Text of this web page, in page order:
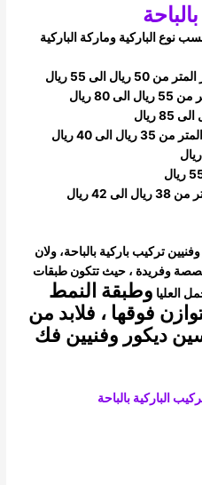
نوع الباركية وماركة الباركية
الى 55 ريال
ريال
الى 40 ريال
42 ريال
تركيب باركية بالباحة، ولان
وفريدة ، حيث تتكون طبقات
العليا وطبقة النمط
فوقها ، فلابد من
ديكور وفنيين فك
الباركية بالباحة